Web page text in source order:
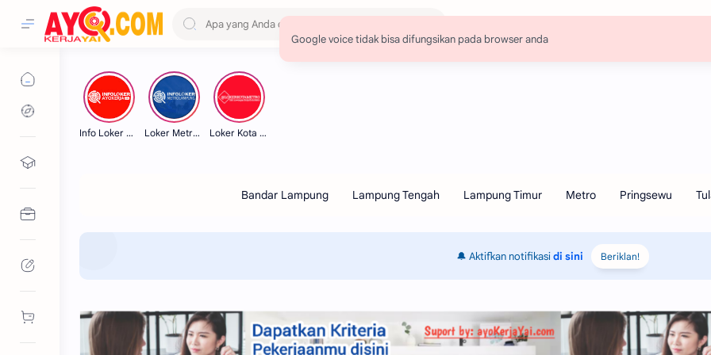
Info Loker Lampung Loker Metro Lampung Loker Kota Metro
🔔 Aktifkan notifikasidi sini Beriklan!